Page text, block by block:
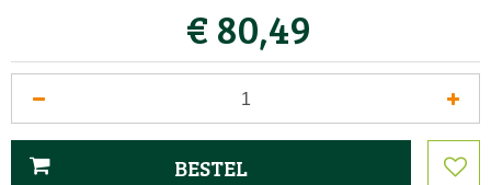
€ 80,49